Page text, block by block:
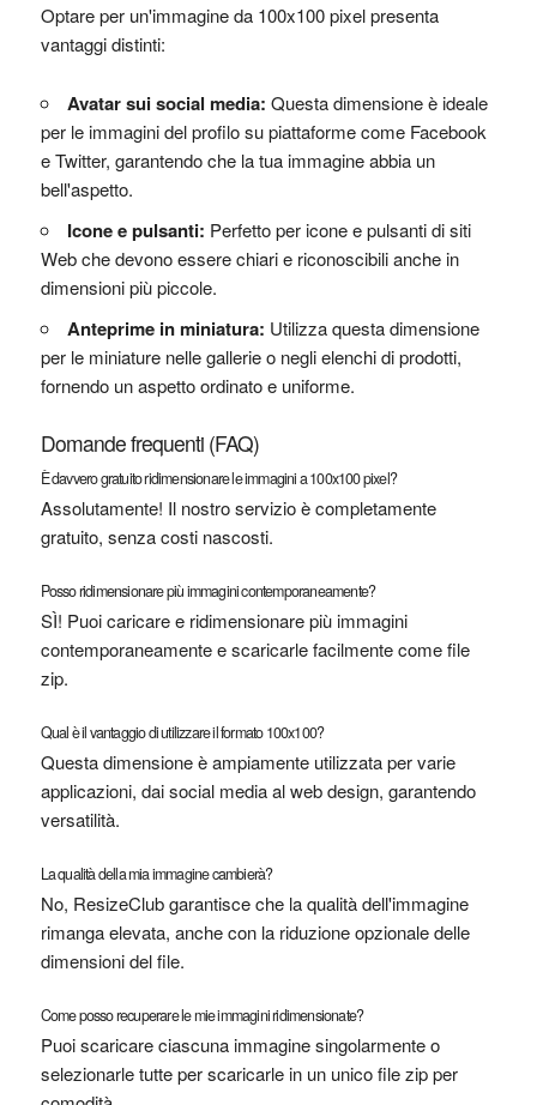
Optare per un'immagine da 100x100 pixel presenta
vantaggi distinti:
Avatar sui social media: Questa dimensione è ideale
per le immagini del profilo su piattaforme come Facebook
e Twitter, garantendo che la tua immagine abbia un
bell'aspetto.
Icone e pulsanti: Perfetto per icone e pulsanti di siti
Web che devono essere chiari e riconoscibili anche in
dimensioni più piccole.
Anteprime in miniatura: Utilizza questa dimensione
per le miniature nelle gallerie o negli elenchi di prodotti,
fornendo un aspetto ordinato e uniforme.
Domande frequenti (FAQ)
È davvero gratuito ridimensionare le immagini a 100x100 pixel?
Assolutamente! Il nostro servizio è completamente
gratuito, senza costi nascosti.
Posso ridimensionare più immagini contemporaneamente?
SÌ! Puoi caricare e ridimensionare più immagini
contemporaneamente e scaricarle facilmente come file
zip.
Qual è il vantaggio di utilizzare il formato 100x100?
Questa dimensione è ampiamente utilizzata per varie
applicazioni, dai social media al web design, garantendo
versatilità.
La qualità della mia immagine cambierà?
No, ResizeClub garantisce che la qualità dell'immagine
rimanga elevata, anche con la riduzione opzionale delle
dimensioni del file.
Come posso recuperare le mie immagini ridimensionate?
Puoi scaricare ciascuna immagine singolarmente o
selezionarle tutte per scaricarle in un unico file zip per